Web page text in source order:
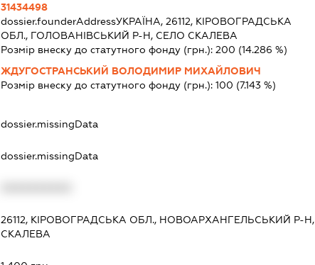
31434498
dossier.founderAddressУКРАЇНА, 26112, КІРОВОГРАДСЬКА
ОБЛ., ГОЛОВАНІВСЬКИЙ Р-Н, СЕЛО СКАЛЕВА
Розмір внеску до статутного фонду (грн.): 200 (14.286 %)
ЖДУГОСТРАНСЬКИЙ ВОЛОДИМИР МИХАЙЛОВИЧ
Розмір внеску до статутного фонду (грн.): 100 (7.143 %)
dossier.missingData
dossier.missingData
26112, КІРОВОГРАДСЬКА ОБЛ., НОВОАРХАНГЕЛЬСЬКИЙ Р-Н,
СКАЛЕВА